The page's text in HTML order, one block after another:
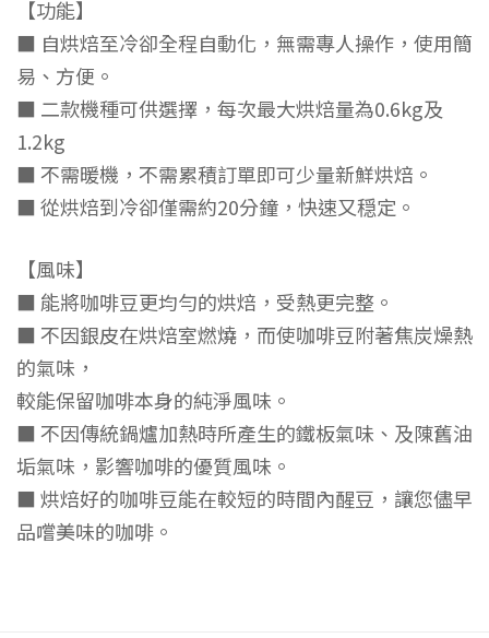
【功能】
■ 自烘焙至冷卻全程自動化，無需專人操作，使用簡
易、方便。
■ 二款機種可供選擇，每次最大烘焙量為0.6kg及
1.2kg
■ 不需暖機，不需累積訂單即可少量新鮮烘焙。
■ 從烘焙到冷卻僅需約20分鐘，快速又穏定。
【風味】
■ 能將咖啡豆更均勻的烘焙，受熱更完整。
■ 不因銀皮在烘焙室燃燒，而使咖啡豆附著焦炭燥熱
的氣味，
較能保留咖啡本身的純淨風味。
■ 不因傳統鍋爐加熱時所產生的鐵板氣味、及陳舊油
垢氣味，影響咖啡的優質風味。
■ 烘焙好的咖啡豆能在較短的時間內醒豆，讓您儘早
品嚐美味的咖啡。